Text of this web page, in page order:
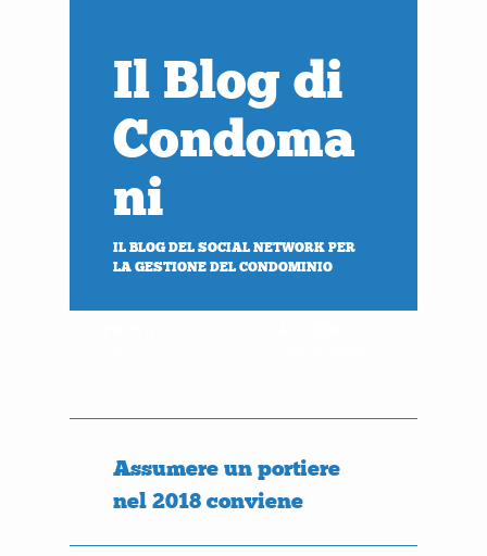
Il Blog di
Condoma
ni
IL BLOG DEL SOCIAL NETWORK PER
LA GESTIONE DEL CONDOMINIO
Assumere un portiere
nel 2018 conviene